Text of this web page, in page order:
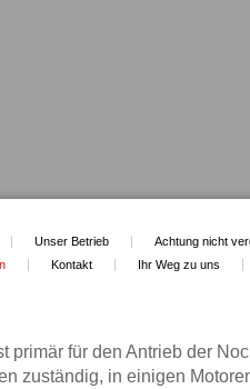
Unser Betrieb
Achtung nicht
Kontakt Ihr Weg zu uns
primär für den Antrieb der
zuständig, in einigen